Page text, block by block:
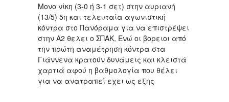
Μονο νίκη (3-0 ή 3-1 σετ) στην αυριανή
(13/5) 5η και τελευταία αγωνιστική
κόντρα στο Πανόραμα για να επιστρέψει
στην Α2 θελει ο ΣΠΑΚ, Ενώ οι βορειοι από
την πρώτη αναμέτρηση κόντρα στα
Γιάννενα κρατούν δυνάμεις και κλειστά
χαρτιά αφού η βαθμολογία που θέλει
για να ανατραπεί εχει ως εξης